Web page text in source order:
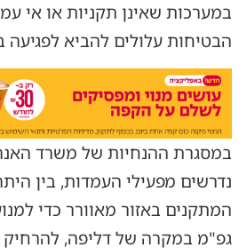
במערכות שאינן תקניות או אי
הבטיחות עלולים להביא לפגיעה
במסגרת ההנחיות של משרד
נדרשים מפעילי העמדות, בין
המתקנים באזור מאוורר כדי
גפ"מ במקרה של דליפה,